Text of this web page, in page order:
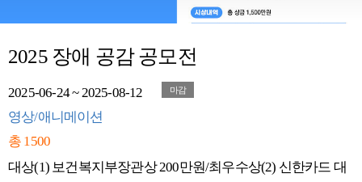
2025 장애 공감 공모전
2025-06-24 ~ 2025-08-12 마감
영상/애니메이션
총 1500
대상(1) 보건복지부장관상 200만원/최우수상(2) 신한카드 대